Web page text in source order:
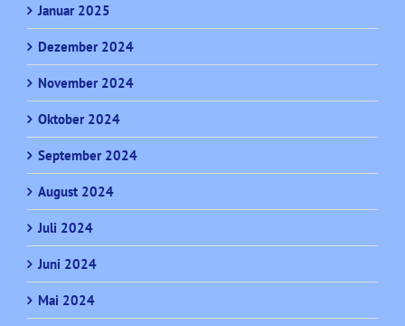
Januar 2025
Dezember 2024
November 2024
Oktober 2024
September 2024
August 2024
Juli 2024
Juni 2024
Mai 2024